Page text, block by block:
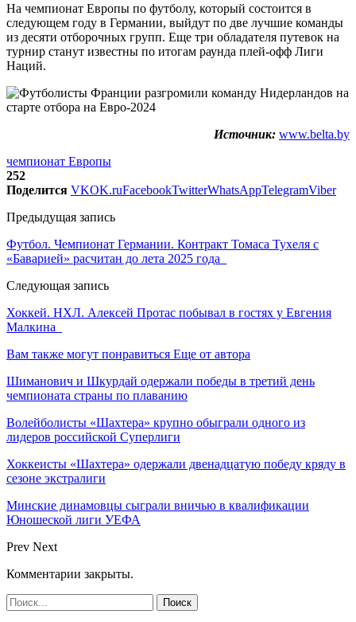
На чемпионат Европы по футболу, который состоится в
следующем году в Германии, выйдут по две лучшие команды
из десяти отборочных групп. Еще три обладателя путевок на
турнир станут известны по итогам раунда плей-офф Лиги
Наций.
Источник: www.belta.by
чемпионат Европы
252
Поделится VKOK.ruFacebookTwitterWhatsAppTelegramViber
Предыдущая запись
Футбол. Чемпионат Германии. Контракт Томаса Тухеля с
«Баварией» расчитан до лета 2025 года
Следующая запись
Хоккей. НХЛ. Алексей Протас побывал в гостях у Евгения
Малкина
Вам также могут понравиться Еще от автора
Шиманович и Шкурдай одержали победы в третий день
чемпионата страны по плаванию
Волейболисты «Шахтера» крупно обыграли одного из
лидеров российской Суперлиги
Хоккеисты «Шахтера» одержали двенадцатую победу кряду в
сезоне экстралиги
Минские динамовцы сыграли вничью в квалификации
Юношеской лиги УЕФА
Prev Next
Комментарии закрыты.